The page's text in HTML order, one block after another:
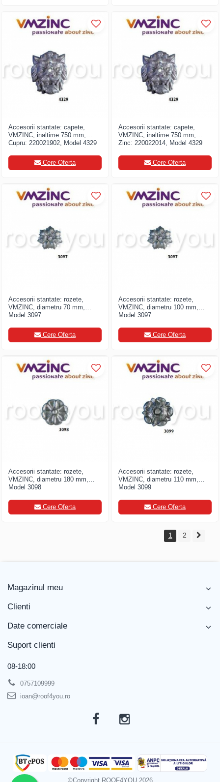
Accesorii stantate: capete,
VMZINC, inaltime 750 mm,
Cupru: 220021902, Model 4329
Cere Oferta
Accesorii stantate: capete,
VMZINC, inaltime 750 mm,
Zinc: 220022014, Model 4329
Cere Oferta
Accesorii stantate: rozete,
VMZINC, diametru 70 mm,
Model 3097
Cere Oferta
Accesorii stantate: rozete,
VMZINC, diametru 100 mm,
Model 3097
Cere Oferta
Accesorii stantate: rozete,
VMZINC, diametru 180 mm,
Model 3098
Cere Oferta
Accesorii stantate: rozete,
VMZINC, diametru 110 mm,
Model 3099
Cere Oferta
1 2
Magazinul meu
Clienti
Date comerciale
Suport clienti
08-18:00
0757109999
ioan@roof4you.ro
©Copyright ROOF4YOU 2026